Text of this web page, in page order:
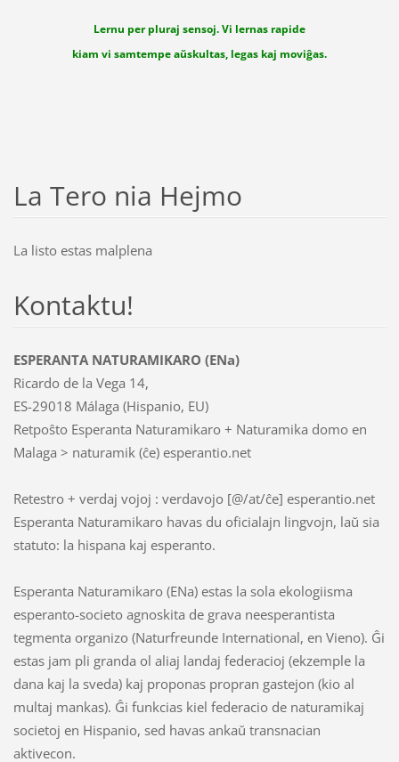
Lernu per pluraj sensoj. Vi lernas rapide
kiam vi samtempe aŭskultas, legas kaj moviĝas.
La Tero nia Hejmo
La listo estas malplena
Kontaktu!
ESPERANTA NATURAMIKARO (ENa)
Ricardo de la Vega 14,
ES-29018 Málaga (Hispanio, EU)
Retpoŝto Esperanta Naturamikaro + Naturamika domo en
Malaga > naturamik (ĉe) esperantio.net
Retestro + verdaj vojoj : verdavojo [@/at/ĉe] esperantio.net
Esperanta Naturamikaro havas du oficialajn lingvojn, laŭ sia
statuto: la hispana kaj esperanto.
Esperanta Naturamikaro (ENa) estas la sola ekologiisma
esperanto-societo agnoskita de grava neesperantista
tegmenta organizo (Naturfreunde International, en Vieno). Ĝi
estas jam pli granda ol aliaj landaj federacioj (ekzemple la
dana kaj la sveda) kaj proponas propran gastejon (kio al
multaj mankas). Ĝi funkcias kiel federacio de naturamikaj
societoj en Hispanio, sed havas ankaŭ transnacian
aktivecon.